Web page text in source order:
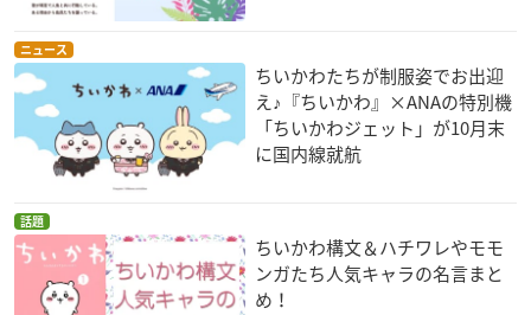
ニュース
ちいかわたちが制服姿でお出迎
え♪『ちいかわ』×ANAの特別機
「ちいかわジェット」が10月末
に国内線就航
話題
ちいかわ構文＆ハチワレやモモ
ンガたち人気キャラの名言まと
め！